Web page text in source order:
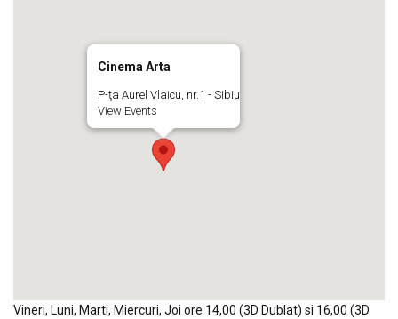
Cinema Arta
P-ţa Aurel Vlaicu, nr.1 - Sibiu
View Events
Vineri, Luni, Marti, Miercuri, Joi ore 14,00 (3D Dublat) si 16,00 (3D